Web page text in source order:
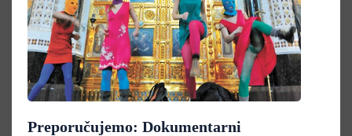
Preporučujemo: Dokumentarni